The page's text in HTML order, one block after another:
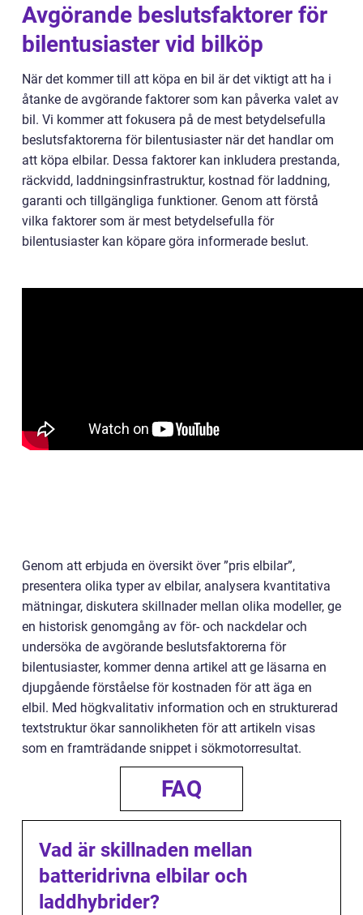
Avgörande beslutsfaktorer för
bilentusiaster vid bilköp
När det kommer till att köpa en bil är det viktigt att ha i
åtanke de avgörande faktorer som kan påverka valet av
bil. Vi kommer att fokusera på de mest betydelsefulla
beslutsfaktorerna för bilentusiaster när det handlar om
att köpa elbilar. Dessa faktorer kan inkludera prestanda,
räckvidd, laddningsinfrastruktur, kostnad för laddning,
garanti och tillgängliga funktioner. Genom att förstå
vilka faktorer som är mest betydelsefulla för
bilentusiaster kan köpare göra informerade beslut.
Genom att erbjuda en översikt över ”pris elbilar”,
presentera olika typer av elbilar, analysera kvantitativa
mätningar, diskutera skillnader mellan olika modeller, ge
en historisk genomgång av för- och nackdelar och
undersöka de avgörande beslutsfaktorerna för
bilentusiaster, kommer denna artikel att ge läsarna en
djupgående förståelse för kostnaden för att äga en
elbil. Med högkvalitativ information och en strukturerad
textstruktur ökar sannolikheten för att artikeln visas
som en framträdande snippet i sökmotorresultat.
FAQ
Vad är skillnaden mellan
batteridrivna elbilar och
laddhybrider?